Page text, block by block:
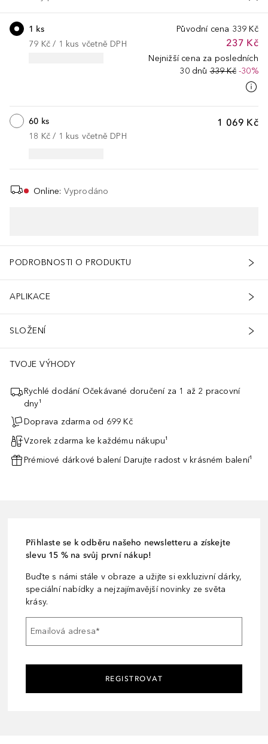
Původní cena 339 Kč
237 Kč
Nejnižší cena za posledních
30 dnů 339 Kč-30%
1 ks
79 Kč / 1 kus včetně DPH
1 069 Kč
60 ks
18 Kč / 1 kus včetně DPH
Online: Vyprodáno
PODROBNOSTI O PRODUKTU
APLIKACE
SLOŽENÍ
TVOJE VÝHODY
Rychlé dodání Očekávané doručení za 1 až 2 pracovní
dny¹
Doprava zdarma od 699 Kč
Vzorek zdarma ke každému nákupu¹
Prémiové dárkové balení Darujte radost v krásném balení¹
Přihlaste se k odběru našeho newsletteru a získejte
slevu 15 % na svůj první nákup!
Buďte s námi stále v obraze a užijte si exkluzivní dárky,
speciální nabídky a nejzajímavější novinky ze světa
krásy.
Emailová adresa*
REGISTROVAT